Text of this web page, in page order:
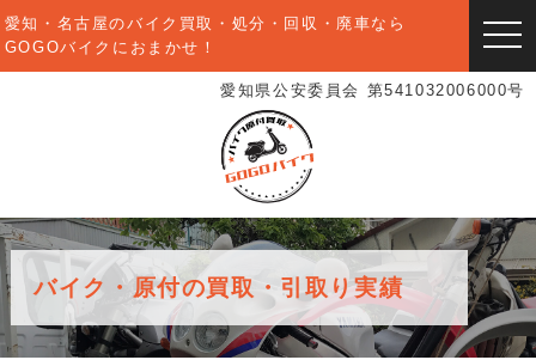
愛知・名古屋のバイク買取・処分・回収・廃車なら
GOGOバイクにおまかせ！
愛知県公安委員会 第541032006000号
バイク・原付の買取・引取り実績